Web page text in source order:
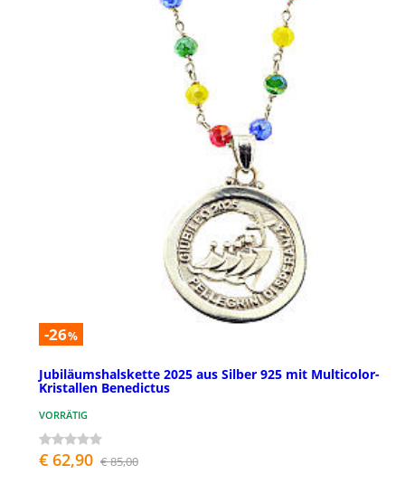
-26%
Jubiläumshalskette 2025 aus Silber 925 mit Multicolor-
Kristallen Benedictus
VORRÄTIG
€ 62,90 € 85,00